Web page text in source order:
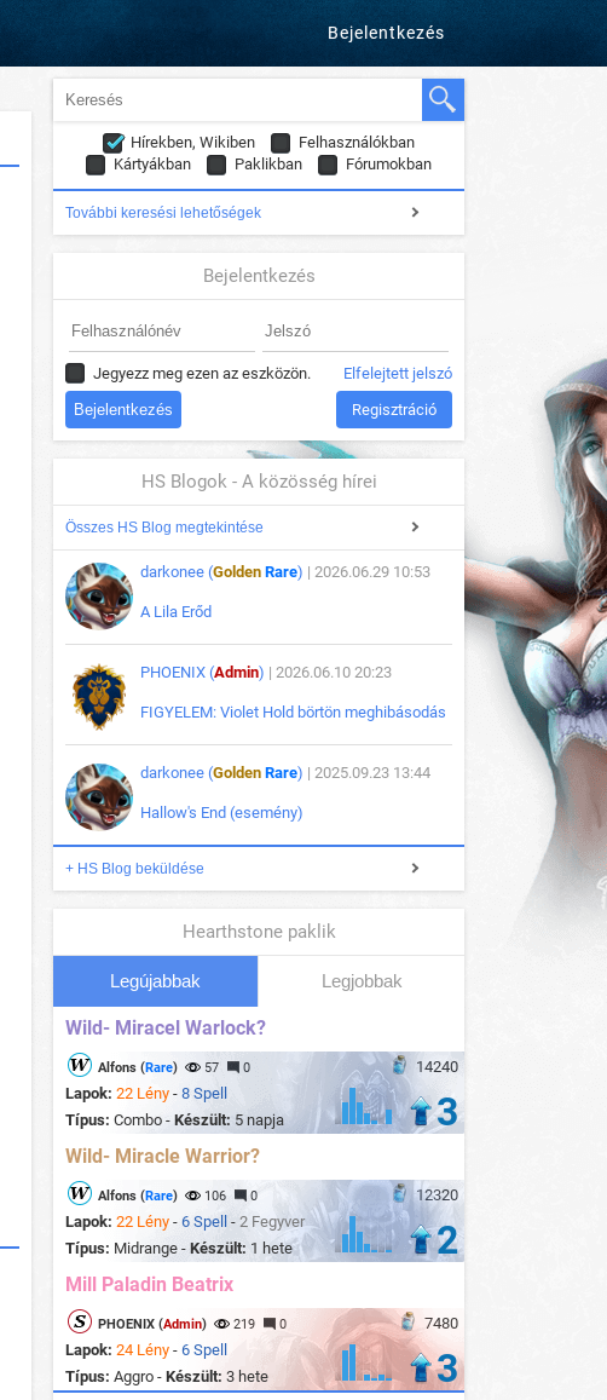
Bejelentkezés
Hírekben, Wikiben
Felhasználókban
Kártyákban
Paklikban Fórumokban
További keresési lehetőségek
Bejelentkezés
Jegyezz meg ezen az eszközön. Elfelejtett jelszó
Regisztráció
HS Blogok - A közösség hírei
Összes HS Blog megtekintése
darkonee (Golden Rare) | 2026.06.29 10:53
A Lila Erőd
PHOENIX (Admin) | 2026.06.10 20:23
FIGYELEM: Violet Hold börtön meghibásodás
darkonee (Golden Rare) | 2025.09.23 13:44
Hallow's End (esemény)
+ HS Blog beküldése
Hearthstone paklik
Legújabbak Legjobbak
Wild- Miracel Warlock?
14240
Alfons (Rare) 57 0
Lapok: 22 Lény - 8 Spell
Típus: Combo - Készült: 5 napja 3
Wild- Miracle Warrior?
12320
Alfons (Rare) 106 0
Lapok: 22 Lény - 6 Spell - 2 Fegyver
Típus: Midrange - Készült: 1 hete 2
Mill Paladin Beatrix
7480
PHOENIX (Admin) 219 0
Lapok: 24 Lény - 6 Spell
Típus: Aggro - Készült: 3 hete 3